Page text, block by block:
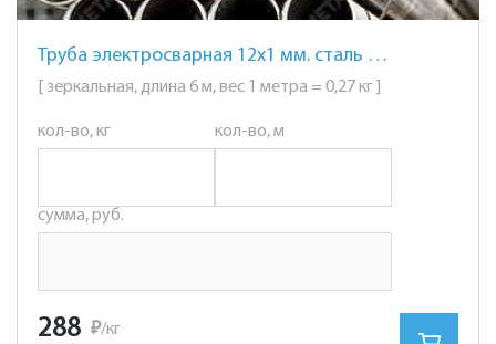
Труба электросварная 12х1 мм. сталь AISI 201 (12Х15Г9НД) зеркальная
[ зеркальная, длина 6 м, вес 1 метра = 0,27 кг ]
кол-во, кг кол-во, м
сумма, руб.
288 ₽/кг